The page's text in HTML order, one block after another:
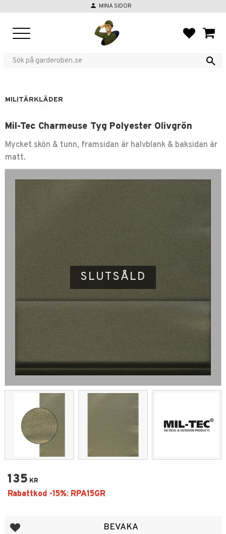
person MINA SIDOR
MILITÄRKLÄDER
Mil-Tec Charmeuse Tyg Polyester Olivgrön
Mycket skön & tunn, framsidan är halvblank & baksidan är
matt.
SLUTSÅLD
135 KR
Lägg till i favoriter BEVAKA